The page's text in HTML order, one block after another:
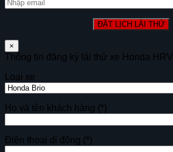
×
Thông tin đăng ký lái thử xe Honda HRV
Loại xe
Họ và tên khách hàng (*)
Điện thoại di động (*)